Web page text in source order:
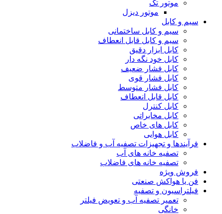
موتور تک
موتور دیزل
سیم و کابل
سیم و کابل ساختمانی
سیم و کابل قابل انعطاف
کابل ابزار دقیق
کابل خود نگه دار
کابل فشار ضعیف
کابل فشار قوی
کابل فشار متوسط
کابل قابل انعطاف
کابل کنترل
کابل مخابراتی
کابل های خاص
کابل هوایی
فرآیندها و تجهیزات تصفیه آب و فاضلاب
تصفیه خانه های آب
تصفیه خانه های فاضلاب
فروش ویژه
فن یا هواکش صنعتی
فیلتراسیون و تصفیه
تعمیر تصفیه آب و تعویض فیلتر
خانگی